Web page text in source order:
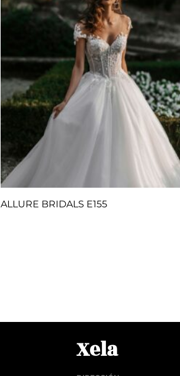
ALLURE BRIDALS E155
Xela